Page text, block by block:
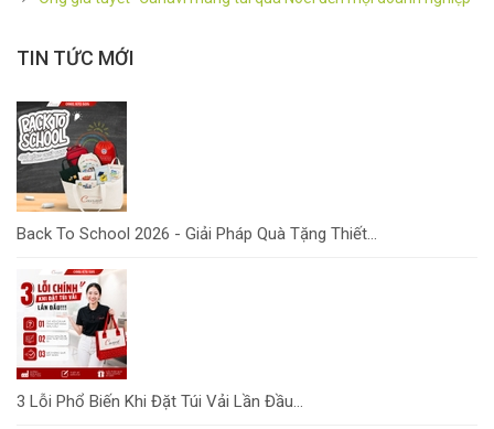
TIN TỨC MỚI
Back To School 2026 - Giải Pháp Quà Tặng Thiết...
3 Lỗi Phổ Biến Khi Đặt Túi Vải Lần Đầu...